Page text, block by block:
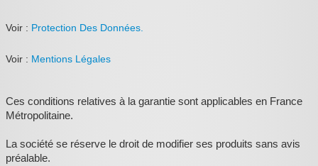
Pour le bain
Les bonnes affaires
Voir : Protection Des Données.
Voir : Mentions Légales
Ces conditions relatives à la garantie sont applicables en France
Métropolitaine.
La société se réserve le droit de modifier ses produits sans avis
préalable.